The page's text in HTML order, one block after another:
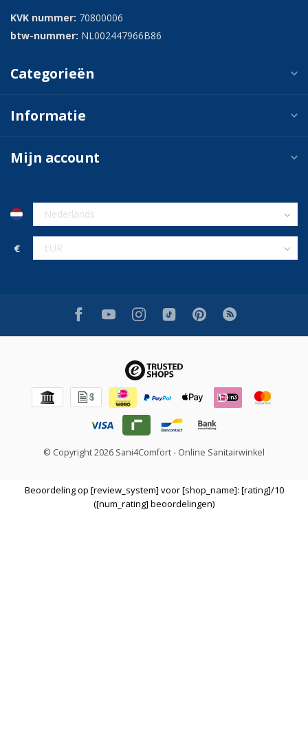
KVK nummer: 70800006
btw-nummer: NL002447966B86
Categorieën
Informatie
Mijn account
€
© Copyright 2026 Sani4Comfort - Online Sanitairwinkel
Beoordeling op [review_system] voor [shop_name]: [rating]/10
([num_rating] beoordelingen)